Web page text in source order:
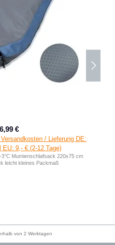
Verkaufspreis:
€
/ Lieferung DE:
EU: 9,- € (2-12 Tage)
Mumienschlafsack 220x75 cm
leicht kleines Packmaß
von 2 Werktagen